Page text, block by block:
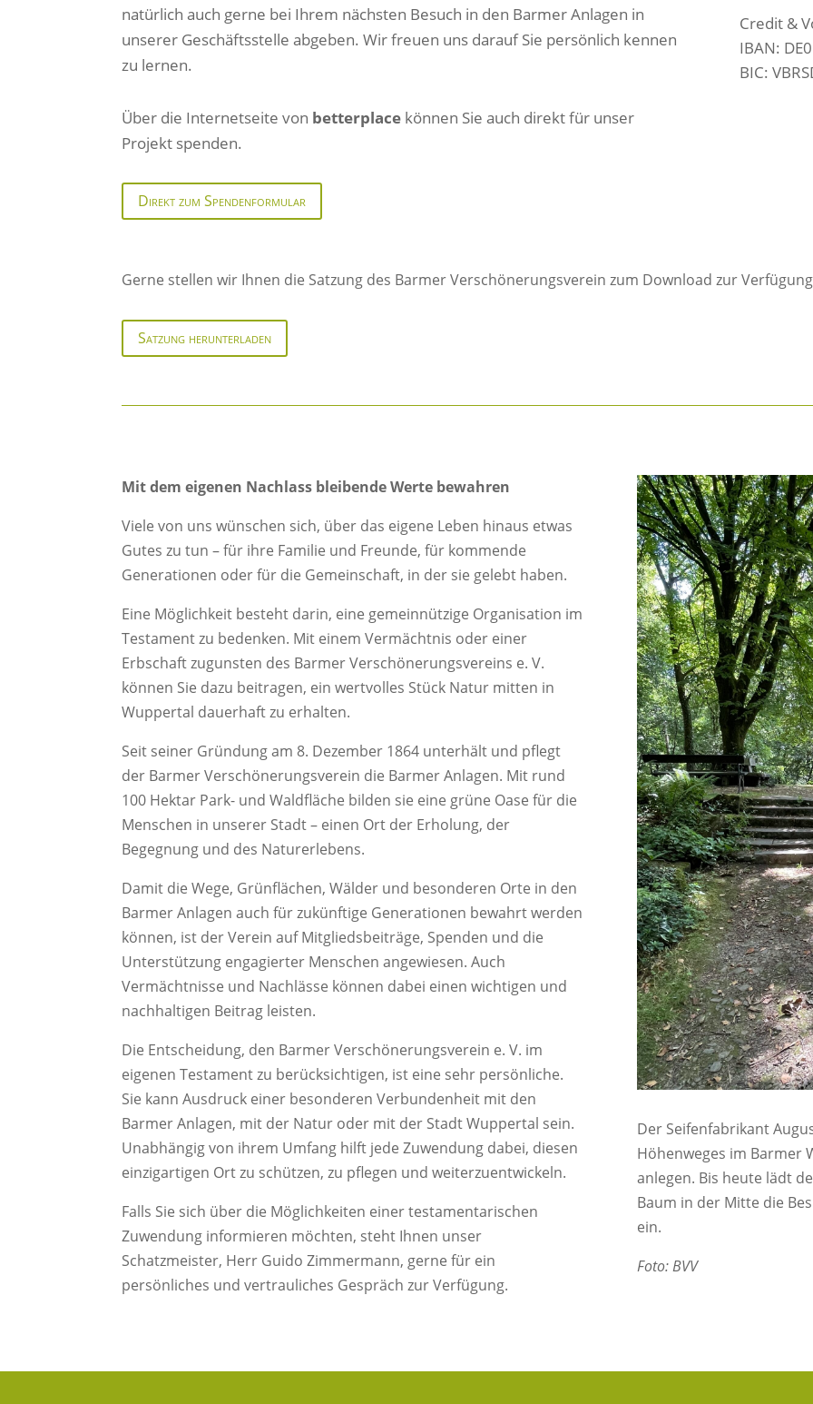
natürlich auch gerne bei Ihrem nächsten Besuch in den Barmer Anlagen in
unserer Geschäftsstelle abgeben. Wir freuen uns darauf Sie persönlich kennen
zu lernen.
Über die Internetseite von betterplace können Sie auch direkt für unser
Projekt spenden.
Direkt zum Spendenformular
Credit &
IBAN:
BIC:
Gerne stellen wir Ihnen die Satzung des Barmer Verschönerungsverein zum Download zur
Satzung herunterladen
Mit dem eigenen Nachlass bleibende Werte bewahren
Viele von uns wünschen sich, über das eigene Leben hinaus etwas
Gutes zu tun – für ihre Familie und Freunde, für kommende
Generationen oder für die Gemeinschaft, in der sie gelebt haben.
Eine Möglichkeit besteht darin, eine gemeinnützige Organisation im
Testament zu bedenken. Mit einem Vermächtnis oder einer
Erbschaft zugunsten des Barmer Verschönerungsvereins e. V.
können Sie dazu beitragen, ein wertvolles Stück Natur mitten in
Wuppertal dauerhaft zu erhalten.
Seit seiner Gründung am 8. Dezember 1864 unterhält und pflegt
der Barmer Verschönerungsverein die Barmer Anlagen. Mit rund
100 Hektar Park- und Waldfläche bilden sie eine grüne Oase für die
Menschen in unserer Stadt – einen Ort der Erholung, der
Begegnung und des Naturerlebens.
Damit die Wege, Grünflächen, Wälder und besonderen Orte in den
Barmer Anlagen auch für zukünftige Generationen bewahrt werden
können, ist der Verein auf Mitgliedsbeiträge, Spenden und die
Unterstützung engagierter Menschen angewiesen. Auch
Vermächtnisse und Nachlässe können dabei einen wichtigen und
nachhaltigen Beitrag leisten.
Die Entscheidung, den Barmer Verschönerungsverein e. V. im
eigenen Testament zu berücksichtigen, ist eine sehr persönliche.
Sie kann Ausdruck einer besonderen Verbundenheit mit den
Barmer Anlagen, mit der Natur oder mit der Stadt Wuppertal sein.
Unabhängig von ihrem Umfang hilft jede Zuwendung dabei, diesen
einzigartigen Ort zu schützen, zu pflegen und weiterzuentwickeln.
Falls Sie sich über die Möglichkeiten einer testamentarischen
Zuwendung informieren möchten, steht Ihnen unser
Schatzmeister, Herr Guido Zimmermann, gerne für ein
persönliches und vertrauliches Gespräch zur Verfügung.
Der Seifenfabrikant
Höhenweges im Barmer
anlegen. Bis heute lädt
Baum in der Mitte die
ein.
Foto: BVV